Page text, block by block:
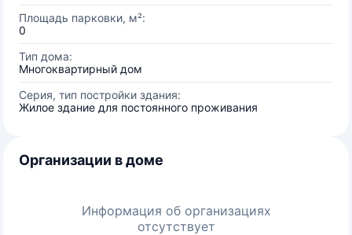
Площадь парковки, м²:
0
Тип дома:
Многоквартирный дом
Серия, тип постройки здания:
Жилое здание для постоянного проживания
Организации в доме
Информация об организациях
отсутствует